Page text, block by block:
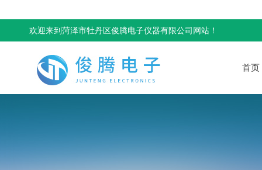
欢迎来到菏泽市牡丹区俊腾电子仪器有限公司网站！
首页